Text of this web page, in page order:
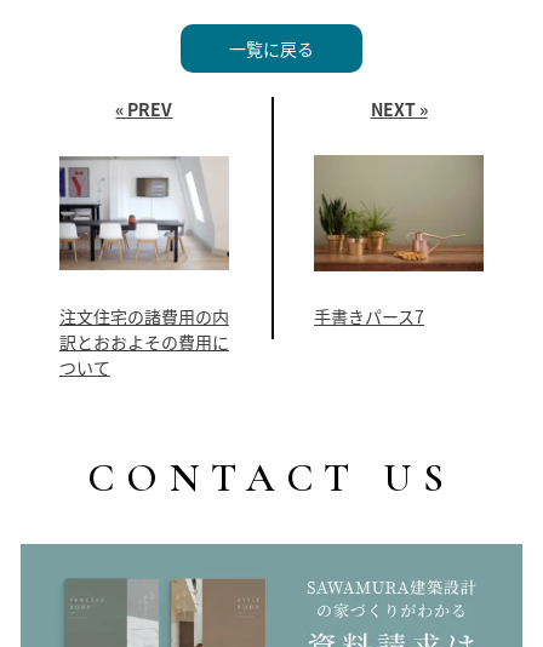
« PREV
注文住宅の諸費用の内
訳とおおよその費用に
ついて
一覧に戻る
NEXT »
手書きパース7
CONTACT US